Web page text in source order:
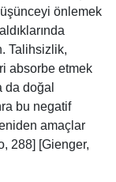
önlemek
Talihsizlik,
absorbe etmek
da doğal
bu negatif
amaçlar
288] [Gienger,